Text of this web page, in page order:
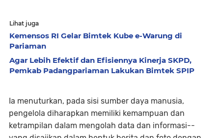
Lihat juga
Kemensos RI Gelar Bimtek Kube e-Warung di
Pariaman
Agar Lebih Efektif dan Efisiennya Kinerja SKPD,
Pemkab Padangpariaman Lakukan Bimtek SPIP
Ia menuturkan, pada sisi sumber daya manusia,
pengelola diharapkan memiliki kemampuan dan
ketrampilan dalam mengolah data dan informasi--